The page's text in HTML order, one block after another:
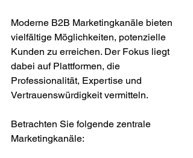
Moderne B2B Marketingkanäle bieten
vielfältige Möglichkeiten, potenzielle
Kunden zu erreichen. Der Fokus liegt
dabei auf Plattformen, die
Professionalität, Expertise und
Vertrauenswürdigkeit vermitteln.
Betrachten Sie folgende zentrale
Marketingkanäle: